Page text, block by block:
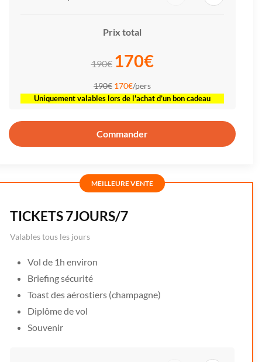
Prix total
190€ 170€
190€ 170€/pers
Uniquement valables lors de l'achat d’un bon cadeau
Commander
MEILLEURE VENTE
TICKETS 7JOURS/7
Valables tous les jours
Vol de 1h environ
Briefing sécurité
Toast des aérostiers (champagne)
Diplôme de vol
Souvenir